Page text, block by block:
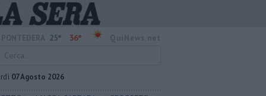
25° 36°
07 Agosto 2026